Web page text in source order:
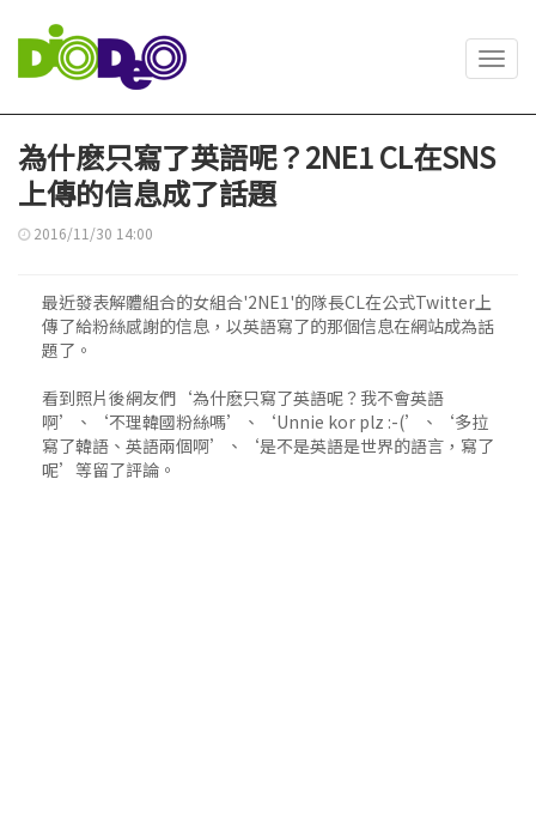
為什麽只寫了英語呢？2NE1 CL在SNS
上傳的信息成了話題
2016/11/30 14:00
最近發表解體組合的女組合'2NE1'的隊長CL在公式Twitter上
傳了給粉絲感謝的信息，以英語寫了的那個信息在網站成為話
題了。
看到照片後網友們‘為什麽只寫了英語呢？我不會英語
啊’、‘不理韓國粉絲嗎’、‘Unnie kor plz :-(’、‘多拉
寫了韓語、英語兩個啊’、‘是不是英語是世界的語言，寫了
呢’等留了評論。